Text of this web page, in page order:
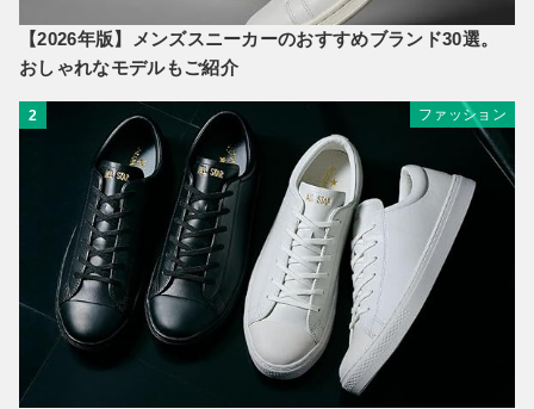
【2026年版】メンズスニーカーのおすすめブランド30選。
おしゃれなモデルもご紹介
2 ファッション